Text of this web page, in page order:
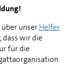
unserHelfer
dass wir die
für die